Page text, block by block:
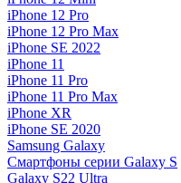
iPhone 12 Pro
iPhone 12 Pro Max
iPhone SE 2022
iPhone 11
iPhone 11 Pro
iPhone 11 Pro Max
iPhone XR
iPhone SE 2020
Samsung Galaxy
Смартфоны серии Galaxy S
Galaxy S22 Ultra